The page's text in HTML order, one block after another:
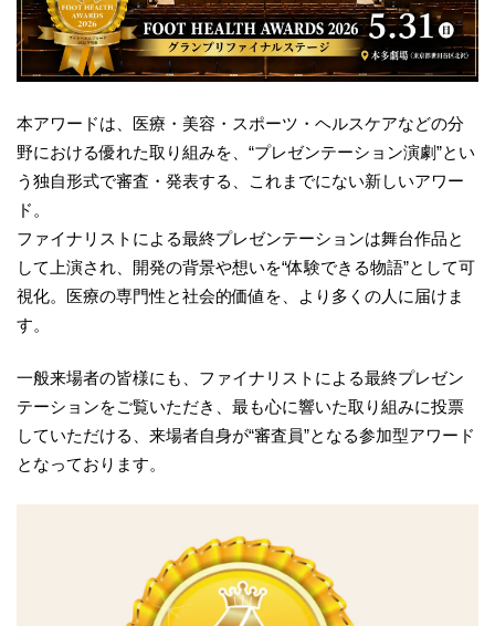
本アワードは、医療・美容・スポーツ・ヘルスケアなどの分
野における優れた取り組みを、“プレゼンテーション演劇”とい
う独自形式で審査・発表する、これまでにない新しいアワー
ド。
ファイナリストによる最終プレゼンテーションは舞台作品と
して上演され、開発の背景や想いを“体験できる物語”として可
視化。医療の専門性と社会的価値を、より多くの人に届けま
す。
一般来場者の皆様にも、ファイナリストによる最終プレゼン
テーションをご覧いただき、最も心に響いた取り組みに投票
していただける、来場者自身が“審査員”となる参加型アワード
となっております。